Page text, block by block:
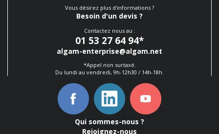
Vous désirez plus d'informations ?
Besoin d'un devis ?
Contactez nous au :
01 53 27 64 94*
algam-enterprise@algam.net
*Appel non surtaxé.
Du lundi au vendredi, 9h-12h30 / 14h-18h.
Qui sommes-nous ?
Rejoignez-nous